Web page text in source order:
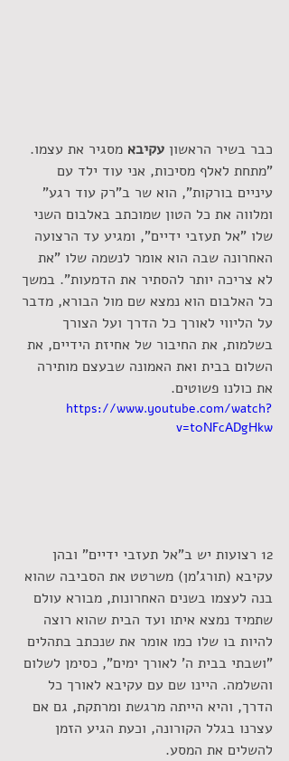
כבר בשיר הראשון עקיבא מסגיר את עצמו.
"מתחת לאלף מסיכות, אני עוד ילד עם
עיניים בורקות", הוא שר ב"רק עוד רגע"
ומלווה את כל הטון שמוכתב באלבום השני
שלו "אל תעזבי ידיים", ומגיע עד הרצועה
האחרונה שבה הוא אומר לנשמה שלו "את
לא צריכה יותר להסתיר את הדמעות". במשך
כל האלבום הוא נמצא שם מול הבורא, מדבר
על הליווי לאורך כל הדרך ועל הצורך
בשלמות, את החיבור של אחיזת הידיים, את
השלום בבית ואת האמונה שבעצם מותירה
את כולנו פשוטים.
https://www.youtube.com/watch?
v=t0NFcADgHkw
12 רצועות יש ב"אל תעזבי ידיים" ובהן
עקיבא (תורג'מן) משרטט את הסביבה שהוא
בנה לעצמו בשנים האחרונות, מבורא עולם
שתמיד נמצא איתו ועד הבית שהוא רוצה
להיות בו שלו כמו אומר את שנכתב בתהלים
"ושבתי בבית ה' לאורך ימים", כסימן לשלום
והשלמה. היינו שם עם עקיבא לאורך כל
הדרך, והיא הייתה מרגשת ומרתקת, גם אם
עצרנו בגלל הקורונה, וכעת הגיע הזמן
להשלים את המסע.